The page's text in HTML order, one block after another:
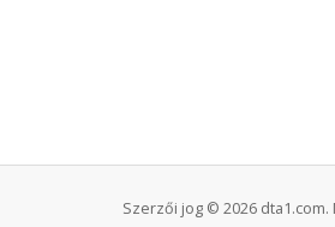
Szerzői jog © 2026 dta1.com.